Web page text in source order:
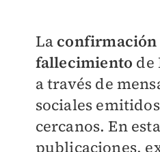
Laconfirmación
fallecimiento de
a través de
sociales
cercanos. En
publicaciones,